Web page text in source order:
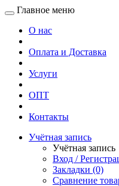
Главное меню
О нас
Оплата и Доставка
Услуги
ОПТ
Контакты
Учётная запись
Учётная запись
Вход /
Закладки (0)
Сравнение